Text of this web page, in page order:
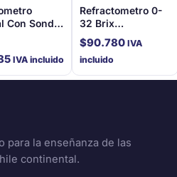
Con Sonda
IVA incluido
Refractometro 0-
32 Brix
Compensado
$90.780 IVA
incluido
para la enseñanza de las
continental.